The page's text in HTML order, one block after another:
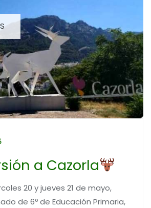
a Cazorla
20 y jueves 21 de mayo,
de 6º de Educación Primaria,